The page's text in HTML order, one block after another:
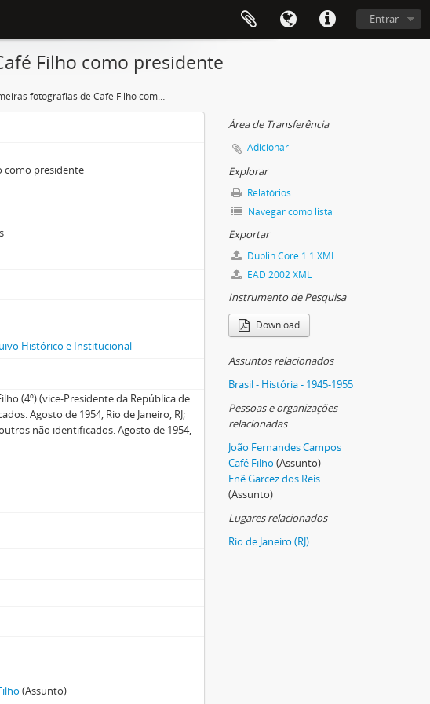
Entrar
Filho como presidente
Primeiras fotografias de Café Filho como presidente
como presidente
Histórico e Institucional
(4º) (vice-Presidente da República de
Agosto de 1954, Rio de Janeiro, RJ;
não identificados. Agosto de 1954,
(Assunto)
Área de Transferência
Adicionar
Explorar
Relatórios
Navegar como lista
Exportar
Dublin Core 1.1 XML
EAD 2002 XML
Instrumento de Pesquisa
Download
Assuntos relacionados
Brasil - História - 1945-1955
Pessoas e organizações
relacionadas
João Fernandes Campos
Café Filho (Assunto)
Enê Garcez dos Reis
(Assunto)
Lugares relacionados
Rio de Janeiro (RJ)